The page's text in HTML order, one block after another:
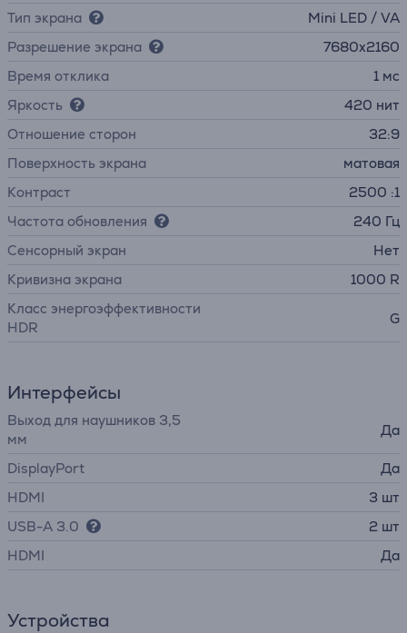
Тип экрана
Mini LED / VA
Разрешение экрана
7680x2160
Время отклика
1 мс
Яркость
420 нит
Отношение сторон
32:9
Поверхность экрана
матовая
Контраст
2500 :1
Частота обновления
240 Гц
Cенсорный экран
Нет
Кривизна экрана
1000 R
Класс энергоэффективности
HDR
G
Интерфейсы
Выход для наушников 3,5
мм
Да
DisplayPort
Да
HDMI
3 шт
USB-A 3.0
2 шт
HDMI
Да
Устройства